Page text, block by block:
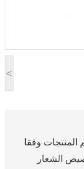
<
وفقا
الشعار